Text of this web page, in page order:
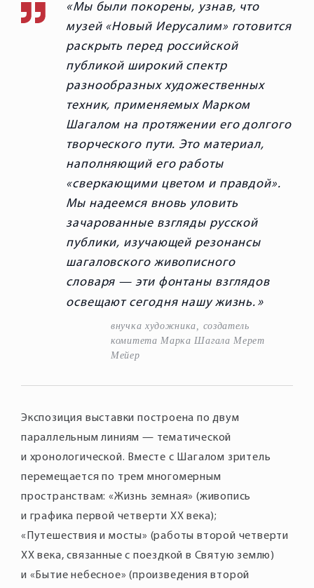
внучка художника, создатель
комитета Марка Шагала Мерет
Мейер
Мы были покорены, узнав, что
музей «Новый Иерусалим» готовится
раскрыть перед российской
публикой широкий спектр
разнообразных художественных
техник, применяемых Марком
Шагалом на протяжении его долгого
творческого пути. Это материал,
наполняющий его работы
«сверкающими цветом и правдой».
Мы надеемся вновь уловить
зачарованные взгляды русской
публики, изучающей резонансы
шагаловского живописного
словаря — эти фонтаны взглядов
освещают сегодня нашу жизнь.
Экспозиция выставки построена по двум
параллельным линиям — тематической
и хронологической. Вместе с Шагалом зритель
перемещается по трем многомерным
пространствам: «Жизнь земная» (живопись
и графика первой четверти XX века);
«Путешествия и мосты» (работы второй четверти
XX века, связанные c поездкой в Святую землю)
и «Бытие небесное» (произведения второй